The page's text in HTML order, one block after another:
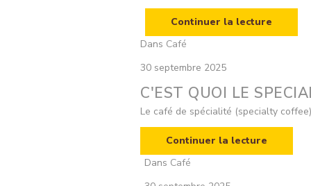
Continuer la lecture
Dans Café
30 septembre 2025
C'EST QUOI LE
Le café de spécialité (specialty
Continuer la lecture
Dans Café